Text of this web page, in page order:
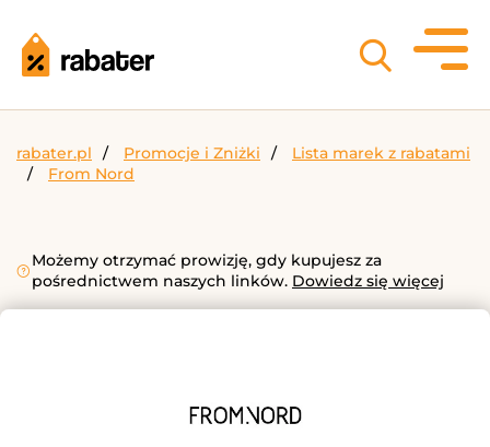
rabater.pl Promocje i Zniżki
Lista marek z rabatami
From Nord
Możemy otrzymać prowizję, gdy kupujesz za
pośrednictwem naszych linków. Dowiedz się więcej